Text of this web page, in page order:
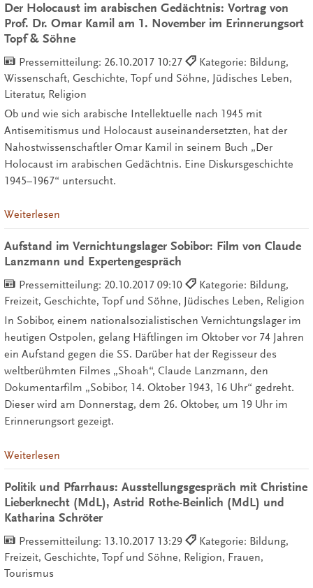
Der Holocaust im arabischen Gedächtnis: Vortrag von
Prof. Dr. Omar Kamil am 1. November im Erinnerungsort
Topf & Söhne
Pressemitteilung: 26.10.2017 10:27
Kategorie: Bildung,
Wissenschaft, Geschichte, Topf und Söhne, Jüdisches Leben,
Literatur, Religion
Ob und wie sich arabische Intellektuelle nach 1945 mit
Antisemitismus und Holocaust auseinandersetzten, hat der
Nahostwissenschaftler Omar Kamil in seinem Buch „Der
Holocaust im arabischen Gedächtnis. Eine Diskursgeschichte
1945–1967“ untersucht.
Weiterlesen
Aufstand im Vernichtungslager Sobibor: Film von Claude
Lanzmann und Expertengespräch
Pressemitteilung: 20.10.2017 09:10
Kategorie: Bildung,
Freizeit, Geschichte, Topf und Söhne, Jüdisches Leben, Religion
In Sobibor, einem nationalsozialistischen Vernichtungslager im
heutigen Ostpolen, gelang Häftlingen im Oktober vor 74 Jahren
ein Aufstand gegen die SS. Darüber hat der Regisseur des
weltberühmten Filmes „Shoah“, Claude Lanzmann, den
Dokumentarfilm „Sobibor, 14. Oktober 1943, 16 Uhr“ gedreht.
Dieser wird am Donnerstag, dem 26. Oktober, um 19 Uhr im
Erinnerungsort gezeigt.
Weiterlesen
Politik und Pfarrhaus: Ausstellungsgespräch mit Christine
Lieberknecht (MdL), Astrid Rothe-Beinlich (MdL) und
Katharina Schröter
Pressemitteilung: 13.10.2017 13:29
Kategorie: Bildung,
Freizeit, Geschichte, Topf und Söhne, Religion, Frauen,
Tourismus